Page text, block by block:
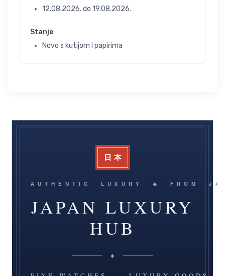
12.08.2026. do 19.08.2026.
Stanje
Novo s kutijom i papirima